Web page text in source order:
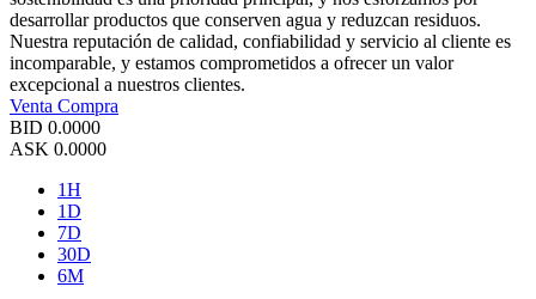
desarrollar productos que conserven agua y reduzcan residuos.
Nuestra reputación de calidad, confiabilidad y servicio al cliente es
incomparable, y estamos comprometidos a ofrecer un valor
excepcional a nuestros clientes.
Venta Compra
BID 0.0000
ASK 0.0000
1H
1D
7D
30D
6M